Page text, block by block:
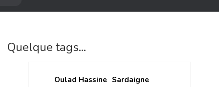
Quelque tags...
Oulad Hassine Sardaigne